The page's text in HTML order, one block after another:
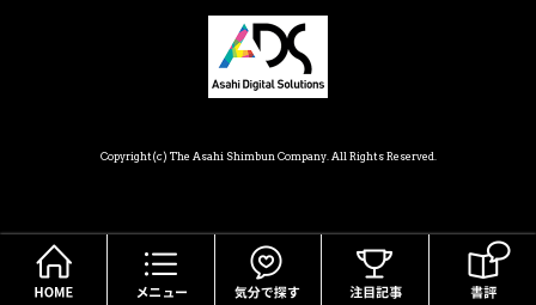
Copyright(c) The Asahi Shimbun Company. All Rights Reserved.